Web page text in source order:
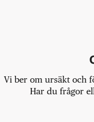
Vi ber om ursäkt och
Har du frågor